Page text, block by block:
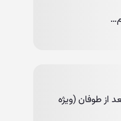
از طوفان (ویژه